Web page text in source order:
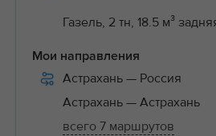
Газель, 2 тн, 18.5 м³
Мои направления
Астрахань — Россия
Астрахань — Астрахань
всего 7 маршрутов